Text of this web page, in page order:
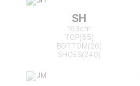
SH
163cm
TOP(55)
BOTTOM(26)
SHOES(240)